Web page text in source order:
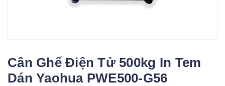
Cân Ghế Điện Tử 500kg In Tem
Dán Yaohua PWE500-G56